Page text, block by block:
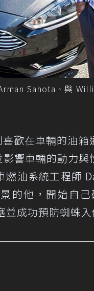
Sahota、與
歡在車輛的油
響車輛的動力
燃油系統工程師
的他，開始自
成功預防蜘蛛入